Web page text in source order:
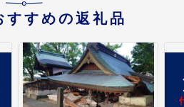
すすめの返礼品